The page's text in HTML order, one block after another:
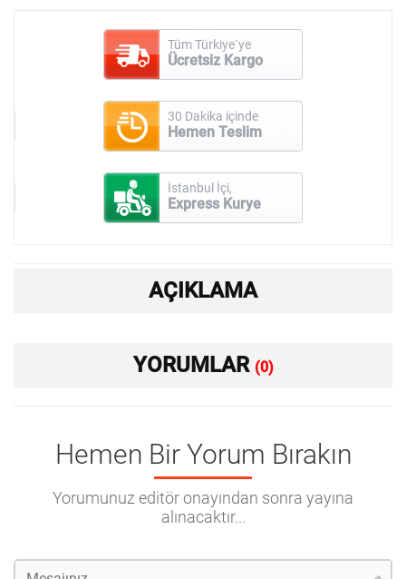
Tüm Türkiye`ye
Ücretsiz Kargo
30 Dakika içinde
Hemen Teslim
İstanbul İçi,
Express Kurye
AÇIKLAMA
YORUMLAR (0)
Hemen Bir Yorum Bırakın
Yorumunuz editör onayından sonra yayına
alınacaktır...